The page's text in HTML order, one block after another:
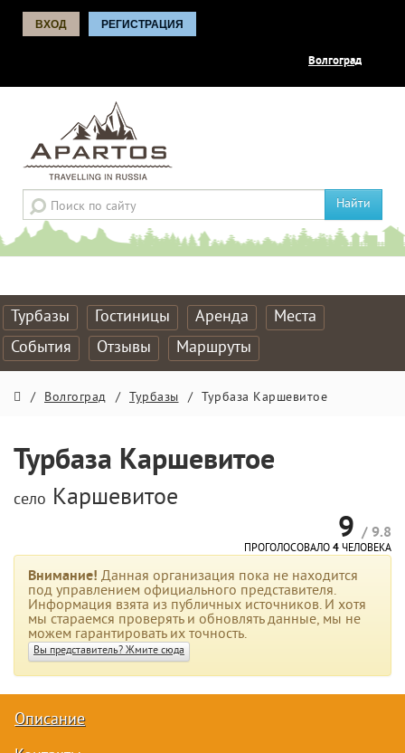
ВХОД РЕГИСТРАЦИЯ
Волгоград
Найти
Турбазы Гостиницы Аренда
Места
События
Отзывы Маршруты
/ Волгоград / Турбазы / Турбаза Каршевитое
Турбаза Каршевитое
село Каршевитое
9 / 9.8
ПРОГОЛОСОВАЛО 4 ЧЕЛОВЕКА
Внимание! Данная организация пока не находится
под управлением официального представителя.
Информация взята из публичных источников. И хотя
мы стараемся проверять и обновлять данные, мы не
можем гарантировать их точность.
Вы представитель? Жмите сюда
Описание